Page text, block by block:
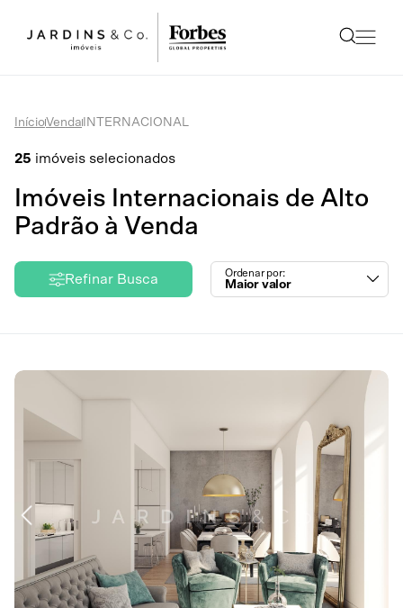
InícioVenda INTERNACIONAL
25 imóveis selecionados
Imóveis Internacionais de Alto
Padrão à Venda
Refinar Busca Ordenar por:
Maior valor